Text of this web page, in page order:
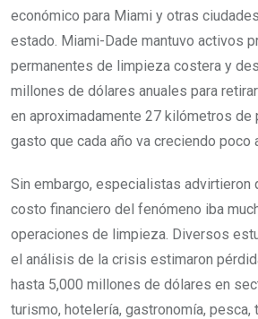
económico para Miami y otras
estado. Miami-Dade mantuvo activos
permanentes de limpieza costera y
millones de dólares anuales para
en aproximadamente 27 kilómetros de
gasto que cada año va creciendo poco
Sin embargo, especialistas advirtieron
costo financiero del fenómeno iba
operaciones de limpieza. Diversos
el análisis de la crisis estimaron
hasta 5,000 millones de dólares en
turismo, hotelería, gastronomía,